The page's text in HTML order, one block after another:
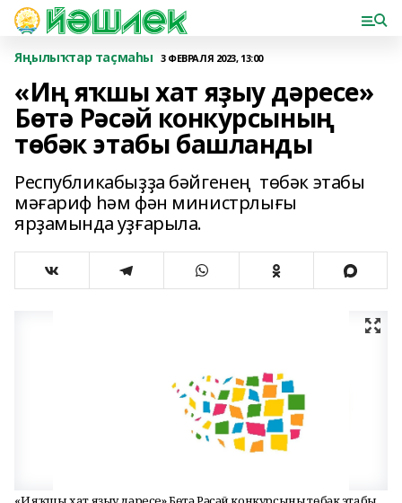
Яңылыҡтар таҫмаһы 3 ФЕВРАЛЯ 2023, 13:00
«Иң яҡшы хат яҙыу дәресе»
Бөтә Рәсәй конкурсының
төбәк этабы башланды
Республикабыҙҙа бәйгенең төбәк этабы
мәғариф һәм фән министрлығы
ярҙамында уҙғарыла.